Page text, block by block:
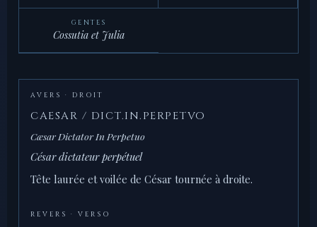
GENTES
Cossutia et Julia
AVERS · DROIT
CAESAR / DICT.IN.PERPETVO
Cæsar Dictator In Perpetuo
César dictateur perpétuel
Tête laurée et voilée de César tournée à droite.
REVERS · VERSO